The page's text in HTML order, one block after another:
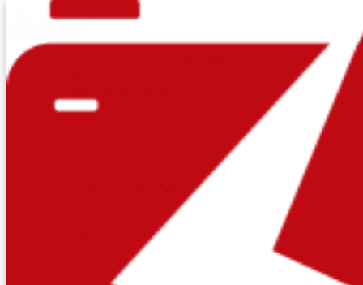
Saltar al contenido
Baterías para Camiones
Baterías para Paneles Solares
ToPower